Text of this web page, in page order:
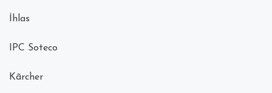
İhlas
IPC Soteco
Kãrcher